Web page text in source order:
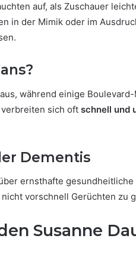
auf, als Zuschauer
in der Mimik oder im
während einige
sich oft schnell und
Dementis
ernsthafte gesundheitliche
vorschnell Gerüchten zu
Susanne